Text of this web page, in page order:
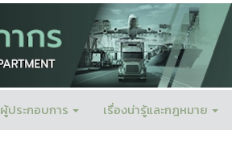
ผู้ประกอบการ เรื่องน่ารู้และกฎหมาย